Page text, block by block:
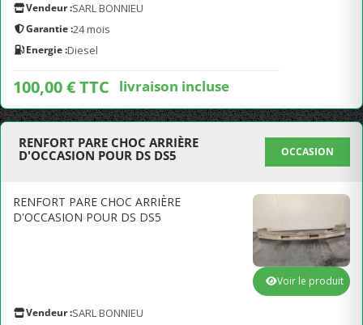
Vendeur :SARL BONNIEU
Garantie :24 mois
Energie :Diesel
100,00 € TTC livraison incluse
RENFORT PARE CHOC ARRIÈRE
D'OCCASION POUR DS DS5
OCCASION
RENFORT PARE CHOC ARRIÈRE
D'OCCASION POUR DS DS5
Vendeur :SARL BONNIEU
Voir le produit